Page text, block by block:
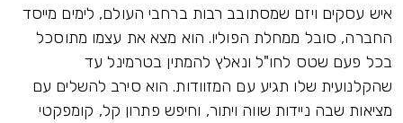
איש עסקים ויזם שמסתובב רבות ברחבי העולם, לימים מייסד
החברה, סובל ממחלת הפוליו. הוא מצא את עצמו מתוסכל
בכל פעם שטס לחו"ל ונאלץ להמתין בטרמינל עד
שהקלנועית שלו תגיע עם המזוודות. הוא סירב להשלים עם
מציאות שבה ניידות שווה ויתור, וחיפש פתרון קל, קומפקטי